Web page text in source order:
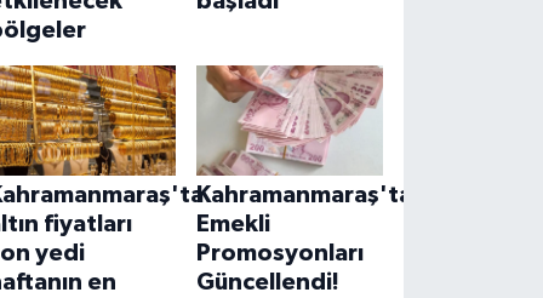
fiyatları
yedi
en
Kahramanmaraş'ta
Emekli
Promosyonları
Güncellendi!